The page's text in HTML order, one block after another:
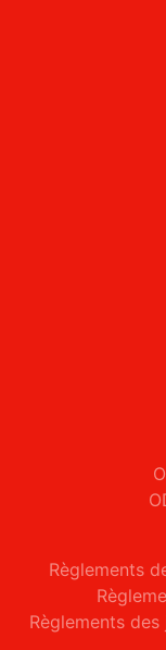
Règlements
Règlements